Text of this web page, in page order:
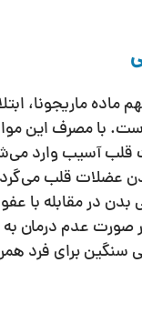
ماریجونا،
با مصرف این
قلب آسیب وارد
عضلات قلب
بدن در مقابله با
عدم درمان به
سنگین برای فرد